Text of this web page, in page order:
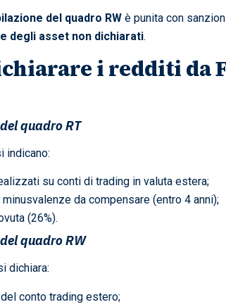
del quadro RW è punita con
degli asset non dichiarati.
i redditi da
quadro RT
indicano:
su conti di trading in valuta estera;
da compensare (entro 4 anni);
(26%).
quadro RW
dichiara:
conto trading estero;